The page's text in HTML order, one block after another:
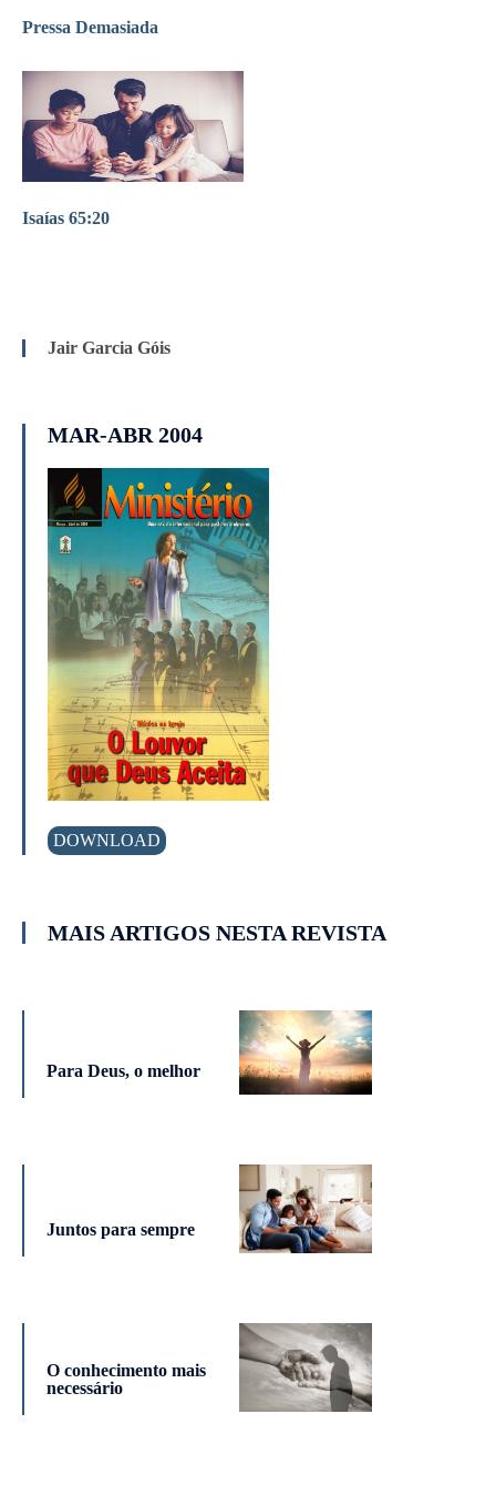
Pressa Demasiada
Isaías 65:20
Jair Garcia Góis
MAR-ABR 2004
DOWNLOAD
MAIS ARTIGOS NESTA REVISTA
Para Deus, o melhor
Juntos para sempre
O conhecimento mais
necessário